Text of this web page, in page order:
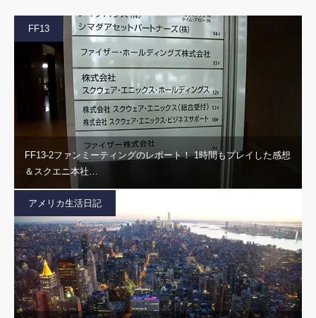
FF13
FF13-2ファンミーティングのレポート！ 1時間もプレイした感想
＆スクエニ本社…
アメリカ生活日記